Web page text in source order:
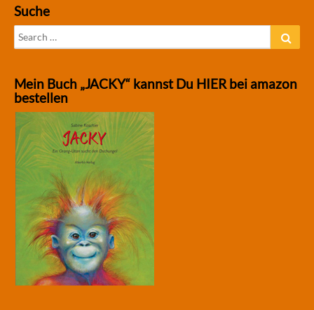
Suche
Search
for:
Mein Buch „JACKY“ kannst Du HIER bei amazon
bestellen